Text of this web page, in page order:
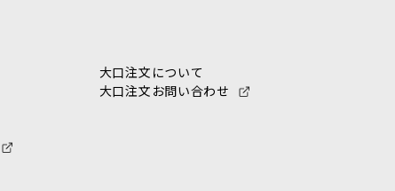
大口注文について
大口注文お問い合わせ